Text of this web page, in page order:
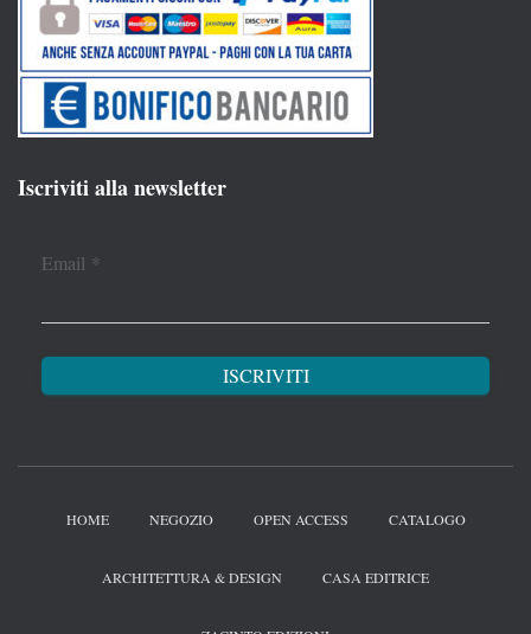
Iscriviti alla newsletter
Email *
HOME NEGOZIO OPEN ACCESS CATALOGO
ARCHITETTURA & DESIGN CASA EDITRICE